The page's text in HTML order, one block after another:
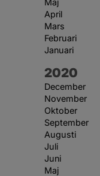
April
Mars
Februari
Januari
År:
2020
December
November
Oktober
September
Augusti
Juli
Juni
Maj